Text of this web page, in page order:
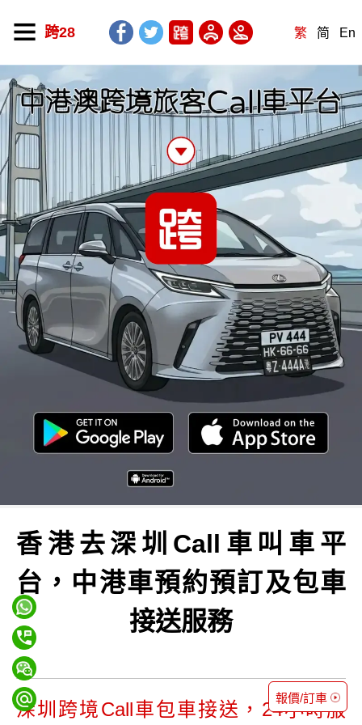
跨28 繁 简 En
香港去深圳Call車叫車平
台，中港車預約預訂及包車
接送服務
深圳跨境Call車包車接送，24小時服
報價/訂車